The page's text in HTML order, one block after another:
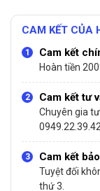
CAM KẾT CỦA
Cam kết
Hoàn tiền
Cam kết tư
Chuyên gia
0949.22.39.42
Cam kết
Tuyệt đối
thứ 3.